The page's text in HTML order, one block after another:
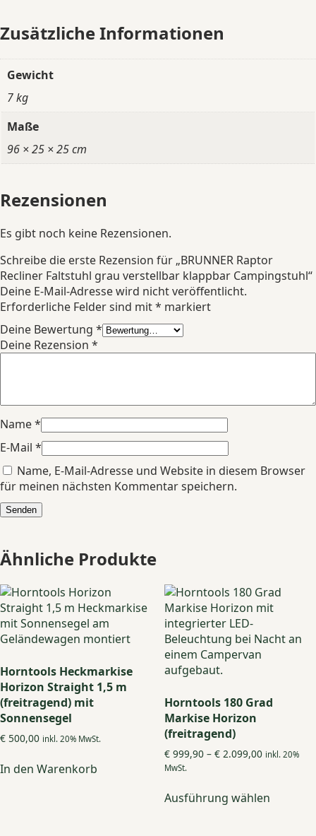
Zusätzliche Informationen
Gewicht
7 kg
Maße
96 × 25 × 25 cm
Rezensionen
Es gibt noch keine Rezensionen.
Schreibe die erste Rezension für „BRUNNER Raptor
Recliner Faltstuhl grau verstellbar klappbar Campingstuhl“
Deine E-Mail-Adresse wird nicht veröffentlicht.
Erforderliche Felder sind mit* markiert
Deine Bewertung *
Deine Rezension *
Name*
E-Mail *
Name, E-Mail-Adresse und Website in diesem Browser
für meinen nächsten Kommentar speichern.
Ähnliche Produkte
Horntools Heckmarkise
Horizon Straight 1,5 m
(freitragend) mit
Sonnensegel
€ 500,00 inkl. 20% MwSt.
In den Warenkorb
Horntools 180 Grad
Markise Horizon
(freitragend)
€999,90 – €2.099,00
€ 2.099,00
inkl. 20%
MwSt.
Ausführung wählenProdukt